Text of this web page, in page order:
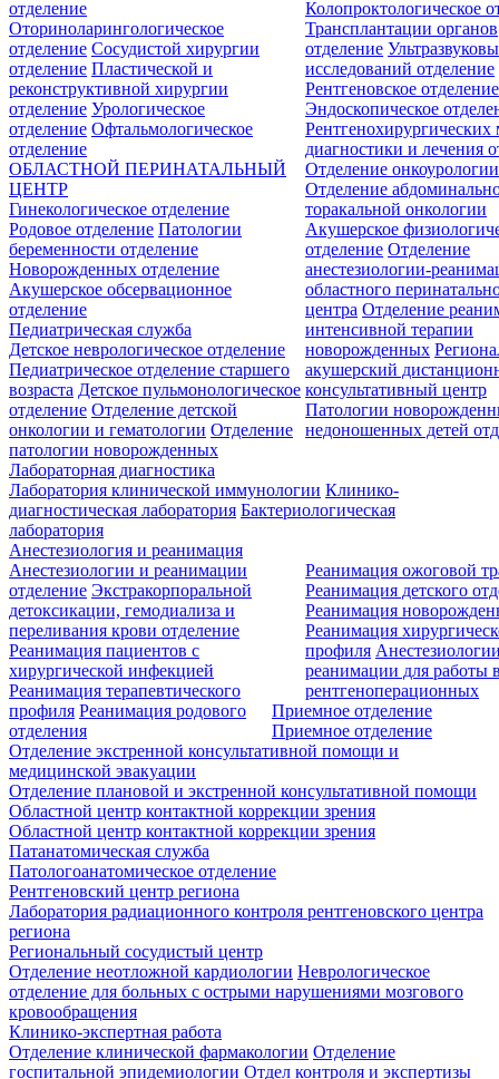
отделение
Оториноларингологическое
отделение Сосудистой хирургии
отделение Пластической и
реконструктивной хирургии
отделение Урологическое
отделение Офтальмологическое
отделение
Колопроктологическое
Трансплантации органов
отделение
исследований отделение
Рентгеновское отделение
Эндоскопическое
Рентгенохирургических
диагностики и лечения
Отделение онкоурологии
Отделение
торакальной онкологии
ОБЛАСТНОЙ ПЕРИНАТАЛЬНЫЙ
ЦЕНТР
Гинекологическое отделение
Родовое отделение Патологии
беременности отделение
Новорожденных отделение
Акушерское обсервационное
отделение
Акушерское
отделение Отделение
анестезиологии-
областного
центра Отделение
интенсивной терапии
новорожденных
акушерский
консультативный центр
Патологии
недоношенных детей
Педиатрическая служба
Детское неврологическое отделение
Педиатрическое отделение старшего
возраста Детское пульмонологическое
отделение Отделение детской
онкологии и гематологии Отделение
патологии новорожденных
Лабораторная диагностика
Лаборатория клинической иммунологии Клинико-
диагностическая лаборатория Бактериологическая
лаборатория
Анестезиология и реанимация
Анестезиологии и реанимации
отделение Экстракорпоральной
детоксикации, гемодиализа и
переливания крови отделение
Реанимация пациентов с
хирургической инфекцией
Реанимация терапевтического
профиля Реанимация родового
отделения
Реанимация ожоговой
Реанимация детского
Реанимация
Реанимация
профиля
реанимации для работы
рентгеноперационных
Приемное отделение
Приемное отделение
Отделение экстренной консультативной помощи и
медицинской эвакуации
Отделение плановой и экстренной консультативной помощи
Областной центр контактной коррекции зрения
Областной центр контактной коррекции зрения
Патанатомическая служба
Патологоанатомическое отделение
Рентгеновский центр региона
Лаборатория радиационного контроля рентгеновского центра
региона
Региональный сосудистый центр
Отделение неотложной кардиологии Неврологическое
отделение для больных с острыми нарушениями мозгового
кровообращения
Клинико-экспертная работа
Отделение клинической фармакологии Отделение
госпитальной эпидемиологии Отдел контроля и экспертизы